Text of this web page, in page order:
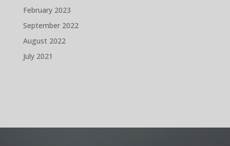
February 2023
September 2022
August 2022
July 2021